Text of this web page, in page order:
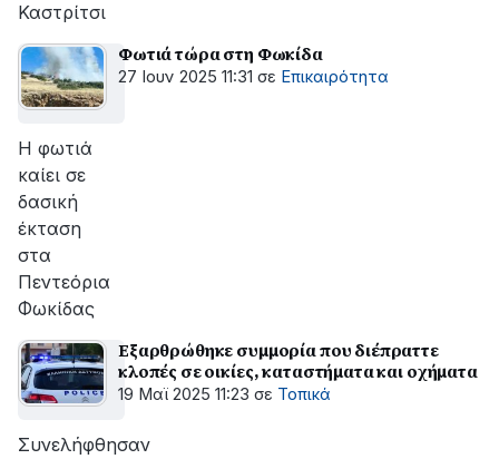
Καστρίτσι
Φωτιά τώρα στη Φωκίδα
27 Ιουν 2025 11:31 σε Επικαιρότητα
Η φωτιά
καίει σε
δασική
έκταση
στα
Πεντεόρια
Φωκίδας
Εξαρθρώθηκε συμμορία που διέπραττε
κλοπές σε οικίες, καταστήματα και οχήματα
19 Μαϊ 2025 11:23 σε Τοπικά
Συνελήφθησαν